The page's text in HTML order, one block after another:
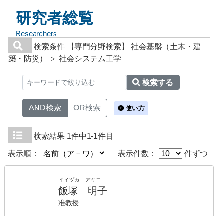
研究者総覧
Researchers
検索条件
【専門分野検索】 社会基盤（土木・建
築・防災） ＞ 社会システム工学
検索する
AND検索 OR検索 使い方
検索結果 1件中1-1件目
表示順： 表示件数： 件ずつ
イイヅカ アキコ
飯塚 明子
准教授